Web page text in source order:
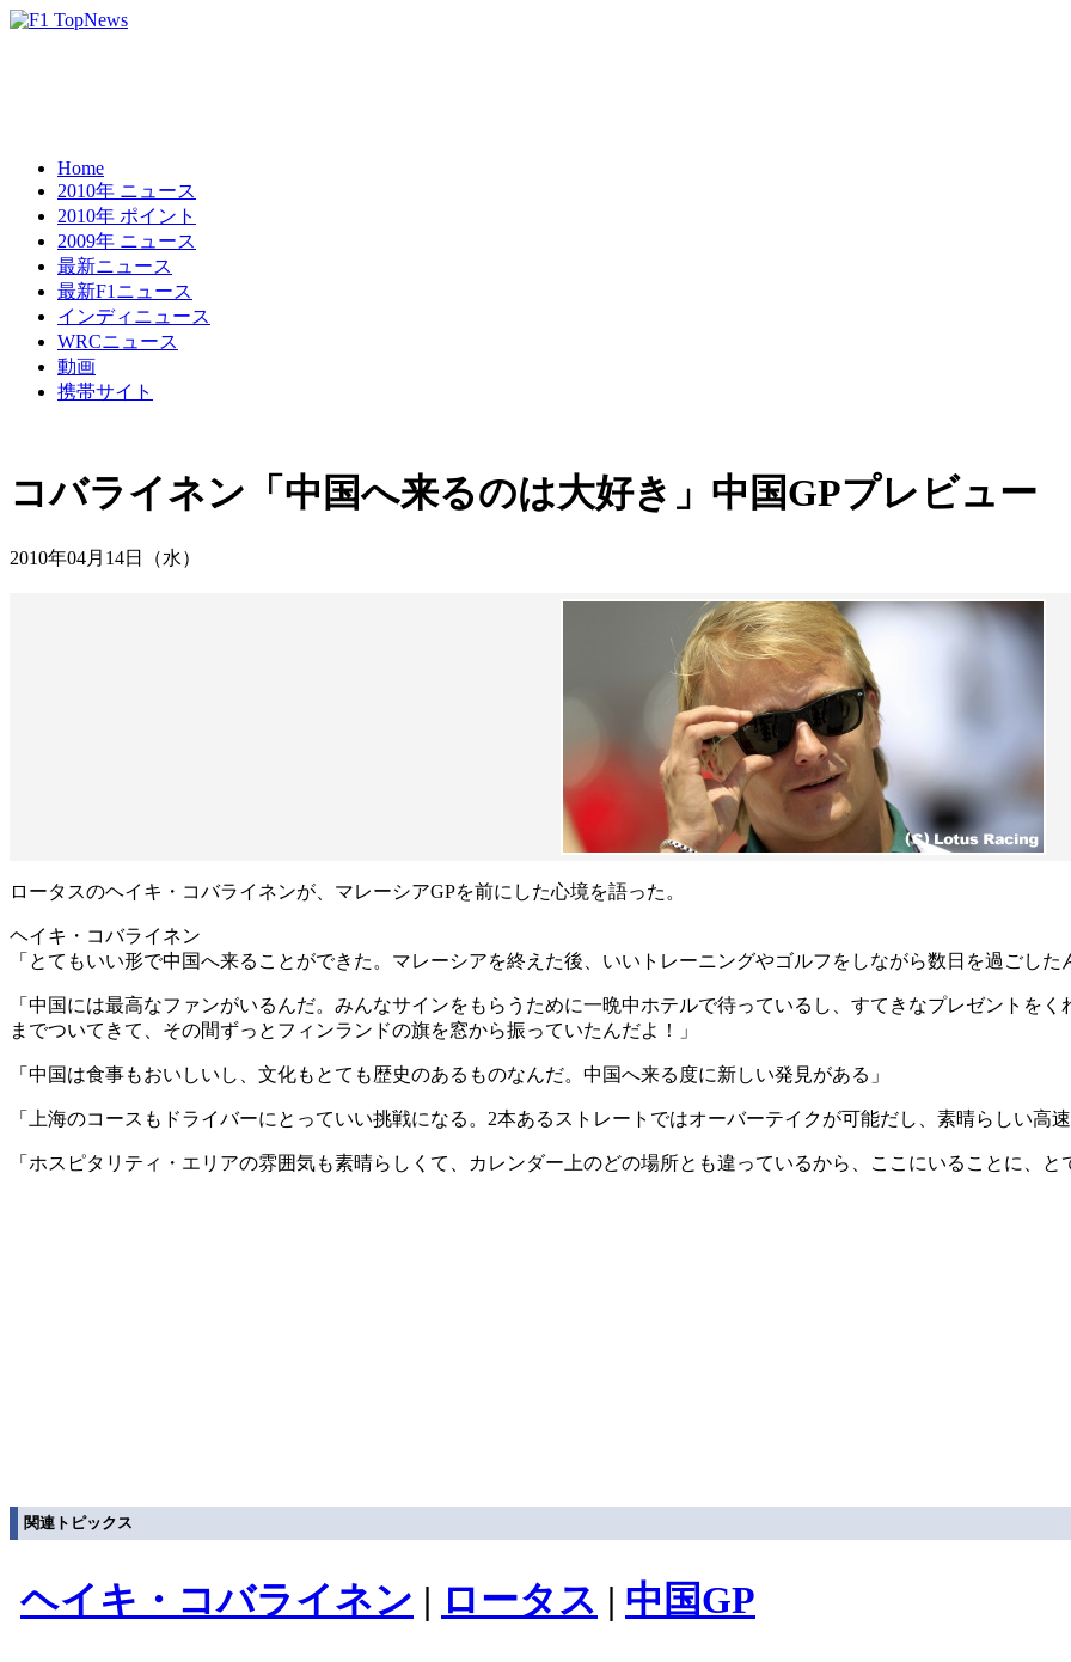
Home
2010年 ニュース
2010年 ポイント
2009年 ニュース
最新ニュース
最新F1ニュース
インディニュース
WRCニュース
動画
携帯サイト
コバライネン「中国へ来るのは大好き」中国GPプレビュー
2010年04月14日（水）
ロータスのヘイキ・コバライネンが、マレーシアGPを前にした心境を語った。
ヘイキ・コバライネン
「とてもいい形で中国へ来ることができた。マレーシアを終えた後、いいトレーニングやゴルフをしながら数日を過ごし
「中国には最高なファンがいるんだ。みんなサインをもらうために一晩中ホテルで待っているし、すてきなプレゼントを
までついてきて、その間ずっとフィンランドの旗を窓から振っていたんだよ！」
「中国は食事もおいしいし、文化もとても歴史のあるものなんだ。中国へ来る度に新しい発見がある」
「上海のコースもドライバーにとっていい挑戦になる。2本あるストレートではオーバーテイクが可能だし、素晴らしい高
「ホスピタリティ・エリアの雰囲気も素晴らしくて、カレンダー上のどの場所とも違っているから、ここにいることに、と
関連トピックス
ヘイキ・コバライネン | ロータス | 中国GP